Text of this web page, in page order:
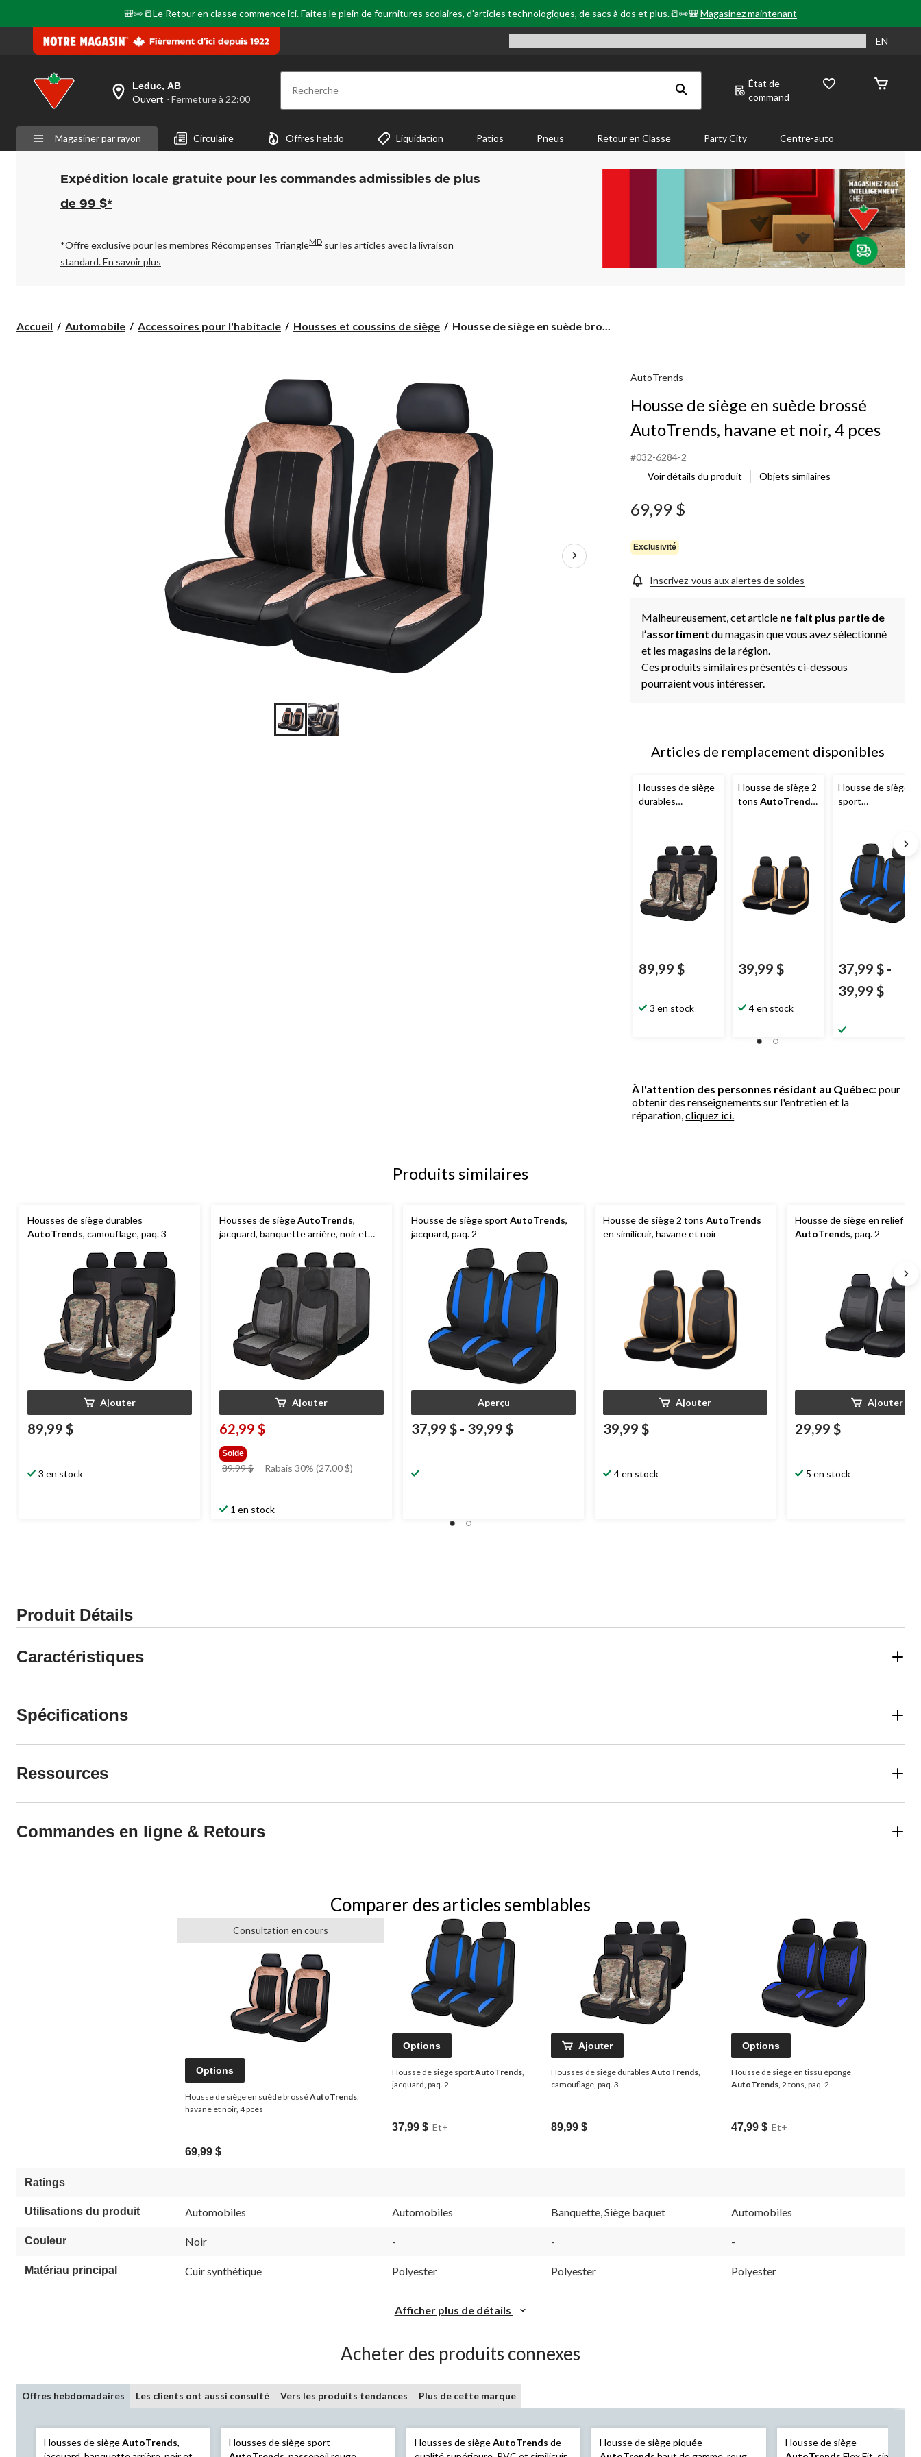
🎒✏️📒Le Retour en classe commence ici. Faites le plein de fournitures scolaires, d'articles technologiques, de sacs à dos et plus.📒✏️🎒Magasinez maintenant
EN
votre
est
Leduc,
AB,
Ouvert,
Fermeture
à
pour
changer
Leduc, AB
Ouvert ⋅ Fermeture à 22:00 Recherche
État de
command
Magasiner par rayon Circulaire Offres hebdo Liquidation Patios Pneus Retour en Classe Party City Centre-auto
Expédition locale gratuite pour les commandes admissibles de plus
de 99 $*
*Offre exclusive pour les membres Récompenses TriangleMD sur les articles avec la livraison
standard.En savoir plus
Accueil Automobile Accessoires pour l'habitacle Housses et coussins de siège
Housse
brossé
AutoTrends,
havane
et
noir,
4
pces
Housse de siège en suède bro...
AutoTrends
Housse de siège en suède brossé
AutoTrends, havane et noir, 4 pces
#032-6284-2
Voir détails du produit
Objets similaires
69,99 $
Exclusivité
Inscrivez-vous aux alertes de soldes
Malheureusement, cet article ne fait plus partie de
l’assortiment du magasin que vous avez sélectionné
et les magasins de la région.
Ces produits similaires présentés ci-dessous
pourraient vous intéresser.
Articles de remplacement disponibles
Housses de siège
durables
89,99 $
3 en stock
Housse de siège 2
tonsAutoTrends
39,99 $
4 en stock
Housse de siège
sport
37,99 $-
39,99 $
À l'attention des personnes résidant au Québec: pour
obtenir des renseignements sur l'entretien et la
réparation,cliquez ici.
Produits similaires
Housses de siège durables
AutoTrends, camouflage, paq. 3
Ajouter
89,99 $
3 en stock
Housses de siègeAutoTrends,
jacquard, banquette arrière, noir et
Ajouter
62,99 $
Solde
89,99 $
prixRabais 30% (27.00 $)
1 en stock
Housse de siège sport AutoTrends,
jacquard, paq. 2
Aperçu
37,99 $ - 39,99 $
Housse de siège 2 tons AutoTrends
en similicuir, havane et noir
Ajouter
39,99 $
4 en stock
Housse de siège en relief 3D
AutoTrends, paq. 2
Ajouter
29,99 $
5 en stock
Produit Détails
Caractéristiques
Spécifications
Ressources
Commandes en ligne & Retours
Comparer des articles semblables
Consultation en cours
Options
Housse de siège en suède brosséAutoTrends
havane et noir, 4 pces
69,99 $
Options
Housse de siège sportAutoTrends
jacquard, paq. 2
37,99 $ Et+
Ajouter
Housses de siège durables AutoTrends
camouflage, paq. 3
89,99 $
Options
Housse de siège en tissu éponge
AutoTrends , 2 tons, paq. 2
47,99 $ Et+
Ratings
Utilisations du produit Automobiles Automobiles Banquette, Siège baquet Automobiles
Couleur Noir - - -
Matériau principal Cuir synthétique Polyester Polyester Polyester
Afficher plus de détails
Acheter des produits connexes
Offres hebdomadaires Les clients ont aussi consulté Vers les produits tendances Plus de cette marque
Housses de siègeAutoTrends,
Housses de siège sport
Housses de siègeAutoTrends de
Housse de siège piquée
Housse de siège